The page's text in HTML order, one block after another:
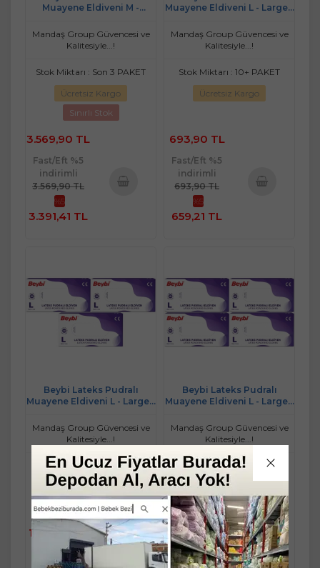
Muayene Eldiveni M -
Mandaş Group Güvencesi ve
Kalitesiyle...!
Stok Miktarı : Son 3 PAKET
Ücretsiz Kargo
Sınırlı Stok
3.569,90 TL
Fast/Eft %5
indirimli
3.569,90 TL
%5
3.391,41 TL
Muayene Eldiveni L - Large -
Mandaş Group Güvencesi ve
Kalitesiyle...!
Stok Miktarı : 10+ PAKET
Ücretsiz Kargo
693,90 TL
Fast/Eft %5
indirimli
693,90 TL
%5
659,21 TL
Beybi Lateks Pudralı
Muayene Eldiveni L - Large -
Mandaş Group Güvencesi ve
Kalitesiyle...!
Stok Miktarı : 10+ PAKET
Ücretsiz Kargo
1.019,90 TL
Fast/Eft %5
Beybi Lateks Pudralı
Muayene Eldiveni L - Large -
Mandaş Group Güvencesi ve
Kalitesiyle...!
Stok Miktarı : 10 PAKET
Ücretsiz Kargo
Sınırlı Stok
1.325,90 TL
Fast/Eft %5